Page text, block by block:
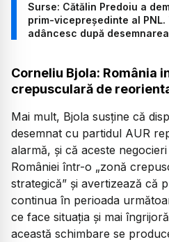
Surse: Cătălin Predoiu a
prim-vicepreședinte al
adâncesc după
Corneliu Bjola: România
crepusculară de
Mai mult, Bjola susține că
desemnat cu partidul AUR
alarmă, și că aceste
României într-o „zonă
strategică” și avertizează că
continua în perioada
ce face situația și mai
această schimbare se